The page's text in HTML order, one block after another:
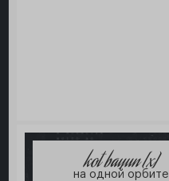
kot bayun [x]
на одной орбите